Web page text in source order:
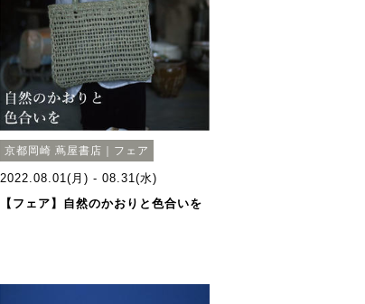
京都岡崎 蔦屋書店｜フェア
2022.08.01(月) - 08.31(水)
【フェア】自然のかおりと色合いを